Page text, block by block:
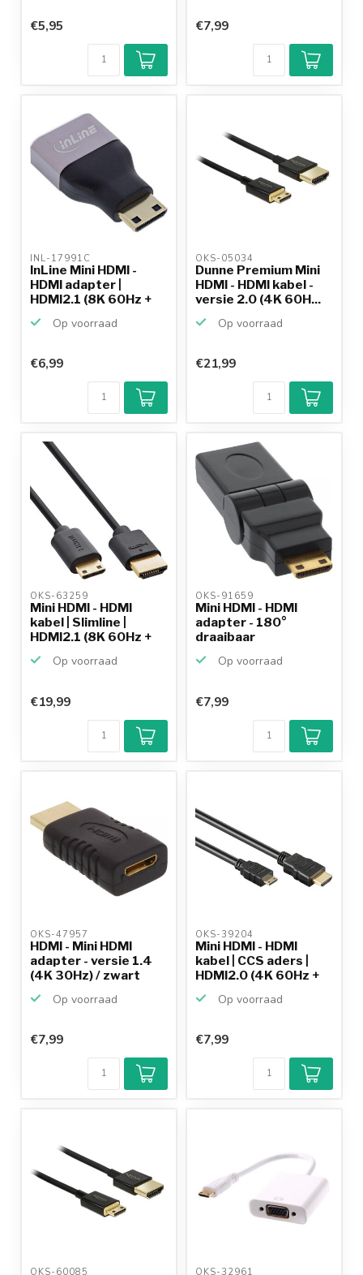
€5,95
9,2/10
Achteraf
betalen mogelijk
€7,99
INL-17991C
InLine Mini HDMI -
HDMI adapter |
HDMI2.1 (8K 60Hz +
Op voorraad
€6,99
OKS-05034
Dunne Premium Mini
HDMI - HDMI kabel -
versie 2.0 (4K 60H...
Op voorraad
€21,99
OKS-63259
Mini HDMI - HDMI
kabel | Slimline |
HDMI2.1 (8K 60Hz +
Op voorraad
€19,99
OKS-91659
Mini HDMI - HDMI
adapter - 180°
draaibaar
Op voorraad
€7,99
OKS-47957
HDMI - Mini HDMI
adapter - versie 1.4
(4K 30Hz) / zwart
Op voorraad
€7,99
OKS-39204
Mini HDMI - HDMI
kabel | CCS aders |
HDMI2.0 (4K 60Hz +
Op voorraad
€7,99
OKS-60085 OKS-32961